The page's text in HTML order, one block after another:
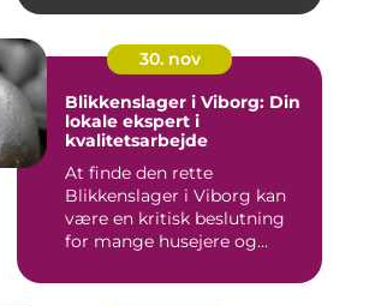
30. nov
Blikkenslager i Viborg: Din
lokale ekspert i
kvalitetsarbejde
At finde den rette
Blikkenslager i Viborg kan
være en kritisk beslutning
for mange husejere og...